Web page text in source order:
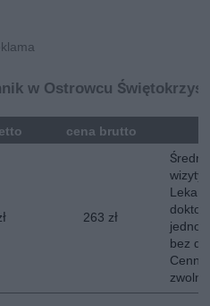
w Ostrowcu
cena brutto
263 zł
Średni
wizyty
bez